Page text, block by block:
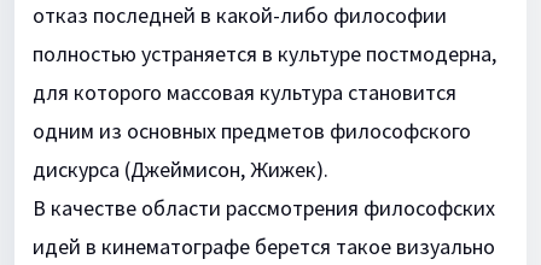
отказ последней в какой-либо философии
полностью устраняется в культуре постмодерна,
для которого массовая культура становится
одним из основных предметов философского
дискурса (Джеймисон, Жижек).
В качестве области рассмотрения философских
идей в кинематографе берется такое визуально